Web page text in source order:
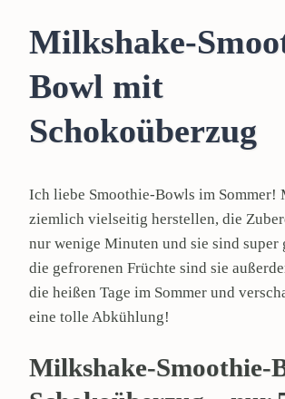
Milkshake-
Bowl mit
Schokoüberzug
Ich liebe Smoothie-Bowls im Sommer!
ziemlich vielseitig herstellen, die
nur wenige Minuten und sie sind super
die gefrorenen Früchte sind sie
die heißen Tage im Sommer und
eine tolle Abkühlung!
Milkshake-Smoothie-